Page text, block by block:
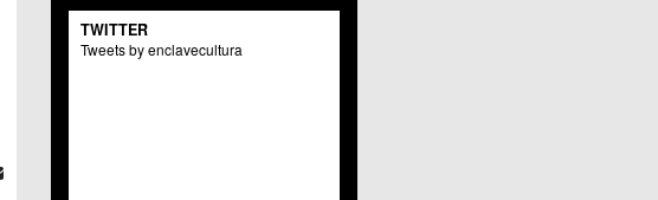
C.M. El Carmen
Centros Culturales
C.C. Puertas de Castilla
TWITTER
Tweets by enclavecultura